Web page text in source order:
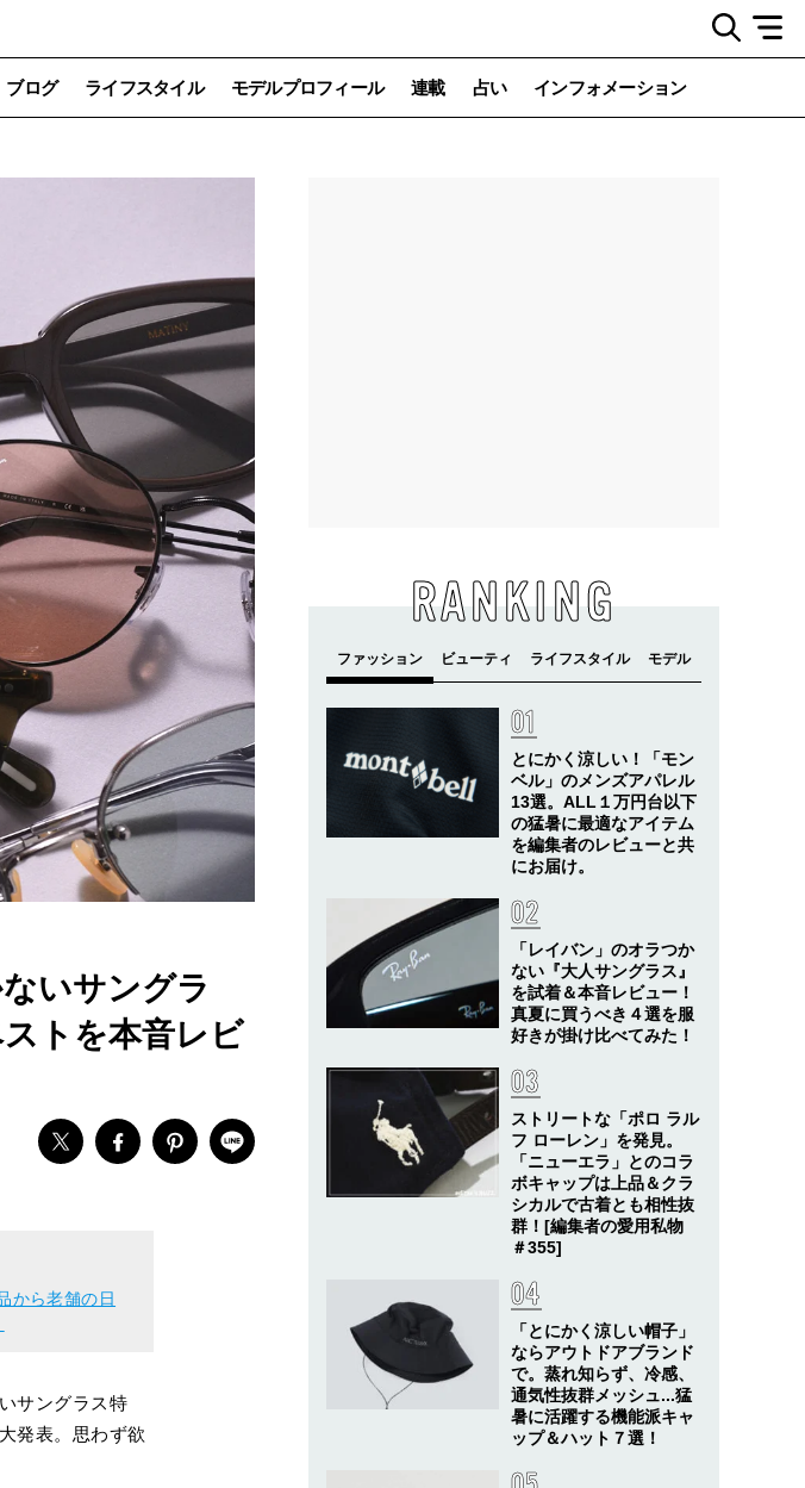
ブログ ライフスタイル モデルプロフィール 連載 占い インフォメーション
いサングラ
トを本音レビ
から老舗の日
サングラス特
発表。思わず欲
RANKING
とにかく涼しい！「モン
ベル」のメンズアパレル
13選。ALL１万円台以下
の猛暑に最適なアイテム
を編集者のレビューと共
にお届け。
「レイバン」のオラつか
ない『大人サングラス』
を試着＆本音レビュー！
真夏に買うべき４選を服
好きが掛け比べてみた！
ストリートな「ポロ ラル
フ ローレン」を発見。
「ニューエラ」とのコラ
ボキャップは上品＆クラ
シカルで古着とも相性抜
群！[編集者の愛用私物
＃355]
「とにかく涼しい帽子」
ならアウトドアブランド
で。蒸れ知らず、冷感、
通気性抜群メッシュ...猛
暑に活躍する機能派キャ
ップ＆ハット７選！